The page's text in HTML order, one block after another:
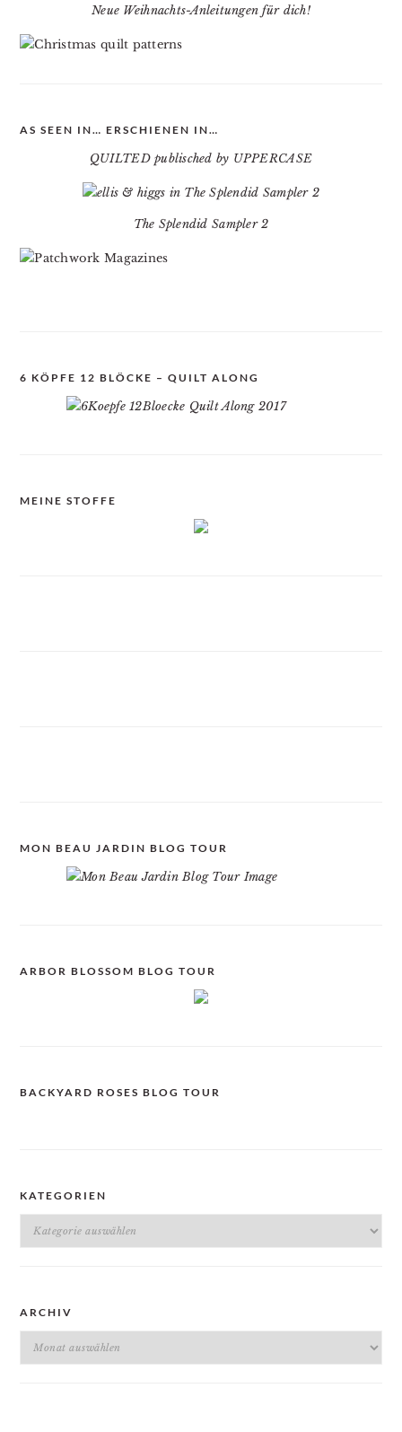
Neue Weihnachts-Anleitungen für dich!
AS SEEN IN… ERSCHIENEN IN…
QUILTED publisched by UPPERCASE
The Splendid Sampler 2
6 KÖPFE 12 BLÖCKE – QUILT ALONG
MEINE STOFFE
MON BEAU JARDIN BLOG TOUR
ARBOR BLOSSOM BLOG TOUR
BACKYARD ROSES BLOG TOUR
KATEGORIEN
Kategorien
ARCHIV
Archiv